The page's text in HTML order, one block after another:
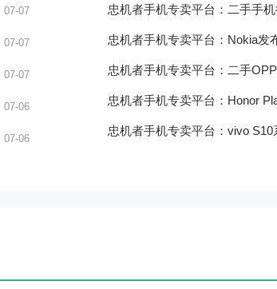
07-07
07-07
07-07
07-06
07-06